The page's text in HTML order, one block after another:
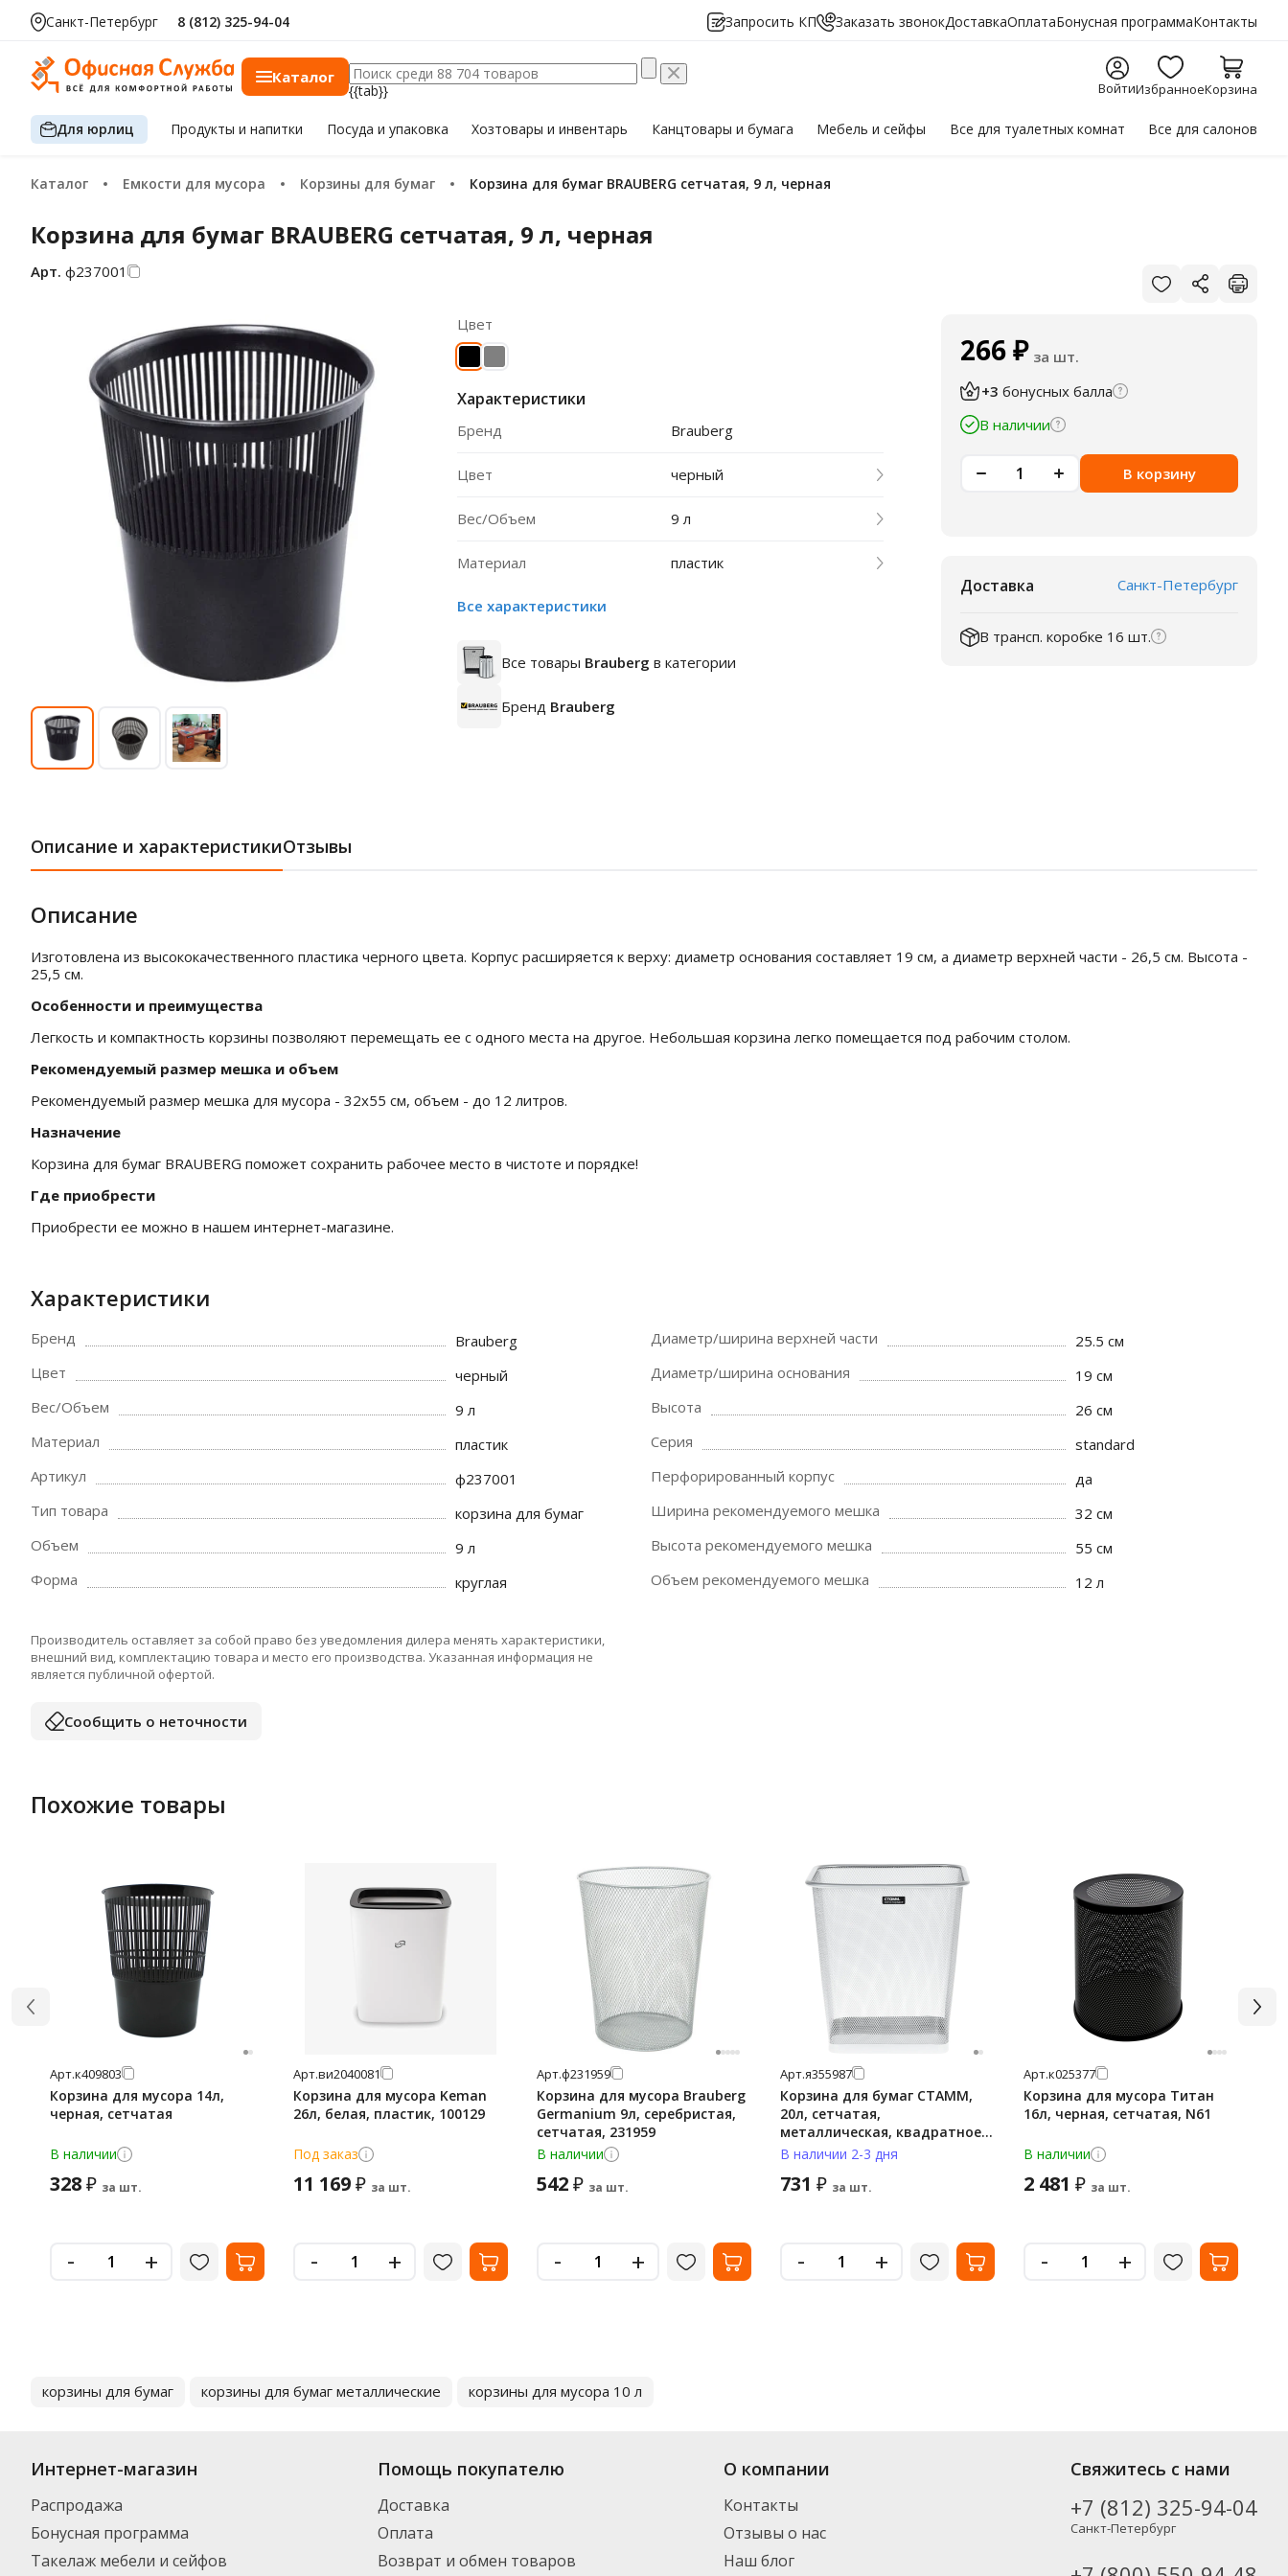
Санкт-Петербург 8 (812) 325-94-04 Запросить КП Заказать звонокДоставкаОплатаБонусная программаКонтакты
Каталог
{{tab}} ВойтиИзбранноеКорзина
Для юрлиц Продуктыи напитки Посуда и упаковка Хозтоварыи инвентарь Канцтовары и бумага Мебельи сейфы Все для туалетных комнат Все для салонов
Каталог Емкости для мусора Корзины для бумаг Корзина для бумаг BRAUBERG сетчатая, 9 л, черная
Корзина для бумаг BRAUBERG сетчатая, 9 л, черная
Арт. ф237001
Цвет
Характеристики
Бренд Brauberg
Цвет черный
Вес/Объем 9 л
Материал пластик
Все характеристики
Все товары Brauberg в категории
Бренд Brauberg
266₽ за шт.
+3 бонусных балла
В наличии
В корзину
Доставка Санкт-Петербург
В трансп. коробке 16 шт.
Описание и характеристикиОтзывы
Описание
Изготовлена из высококачественного пластика черного цвета. Корпус расширяется к верху: диаметр основания составляет 19 см, а диаметр верхней части - 26,5 см. Высота -
25,5 см.
Особенности и преимущества
Легкость и компактность корзины позволяют перемещать ее с одного места на другое. Небольшая корзина легко помещается под рабочим столом.
Рекомендуемый размер мешка и объем
Рекомендуемый размер мешка для мусора - 32х55 см, объем - до 12 литров.
Назначение
Корзина для бумаг BRAUBERG поможет сохранить рабочее место в чистоте и порядке!
Где приобрести
Приобрести ее можно в нашем интернет-магазине.
Характеристики
Бренд
Brauberg
Цвет
черный
Вес/Объем
9 л
Материал
пластик
Артикул
ф237001
Тип товара
корзина для бумаг
Объем
9 л
Форма
круглая
Диаметр/ширина верхней части
25.5 см
Диаметр/ширина основания
19 см
Высота
26 см
Серия
standard
Перфорированный корпус
да
Ширина рекомендуемого мешка
32 см
Высота рекомендуемого мешка
55 см
Объем рекомендуемого мешка
12 л
Производитель оставляет за собой право без уведомления дилера менять характеристики,
внешний вид, комплектацию товара и место его производства. Указанная информация не
является публичной офертой.
Сообщить о неточности
Похожие товары
Арт.к409803
Корзина для мусора 14л,
черная, сетчатая
В наличии
328₽ за шт.
- +
Арт.ви2040081
Корзина для мусора Keman
26л, белая, пластик, 100129
Под заказ
11 169₽ за шт.
- +
Арт.ф231959
Корзина для мусора Brauberg
Germanium 9л, серебристая,
сетчатая, 231959
В наличии
542₽ за шт.
- +
Арт.я355987
Корзина для бумаг СТАММ,
20л, сетчатая,
металлическая, квадратное
основание, серебристая
В наличии 2-3 дня
731 ₽ за шт.
- +
Арт.к025377
Корзина для мусора Титан
16л, черная, сетчатая, N61
В наличии
2 481 ₽ за шт.
- +
корзины для бумаг корзины для бумаг металлические корзины для мусора 10 л
Интернет-магазин
Распродажа
Бонусная программа
Такелаж мебели и сейфов
Помощь покупателю
Доставка
Оплата
Возврат и обмен товаров
О компании
Контакты
Отзывы о нас
Наш блог
Свяжитесь с нами
+7 (812) 325-94-04
Санкт-Петербург